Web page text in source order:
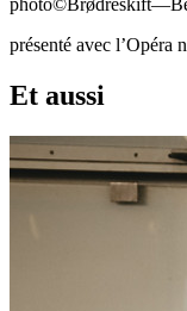
présenté avec l’Opéra
Et aussi